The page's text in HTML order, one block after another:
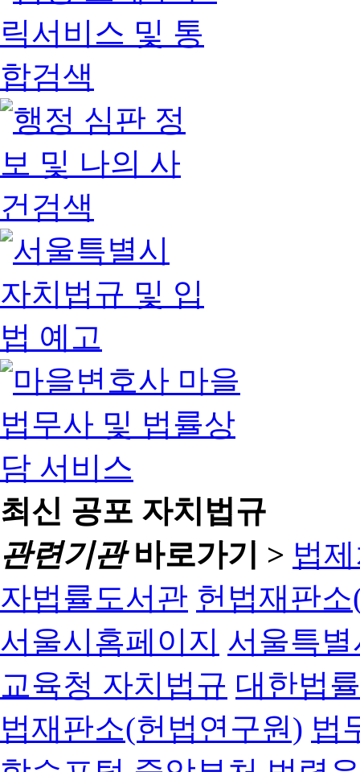
최신 공포 자치법규
관련기관바로가기 > 법
자법률도서관 헌법재판
서울시홈페이지 서울특
교육청 자치법규 대한법
법재판소(헌법연구원) 법